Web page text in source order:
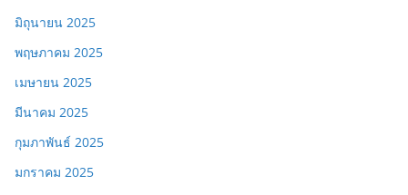
มิถุนายน 2025
พฤษภาคม 2025
เมษายน 2025
มีนาคม 2025
กุมภาพันธ์ 2025
มกราคม 2025